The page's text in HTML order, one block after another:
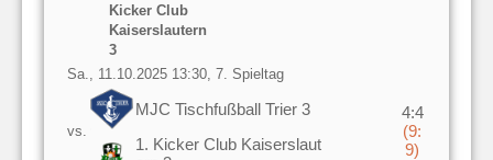
Kicker Club
Kaiserslautern
3
Sa., 11.10.2025 13:30, 7. Spieltag
vs.
MJC Tischfußball Trier 3
1. Kicker Club Kaiserslaut
4:4
(9:
9)